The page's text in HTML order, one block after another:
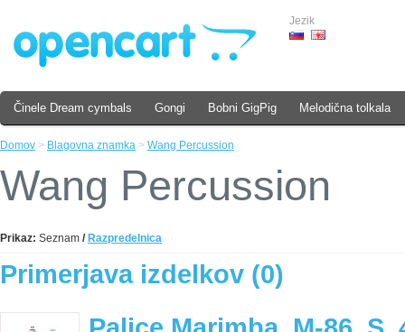
Jezik
Činele Dream cymbals Gongi Bobni GigPig Melodična tolkala
Domov > Blagovna znamka > Wang Percussion
Wang Percussion
Prikaz: Seznam / Razpredelnica
Primerjava izdelkov (0)